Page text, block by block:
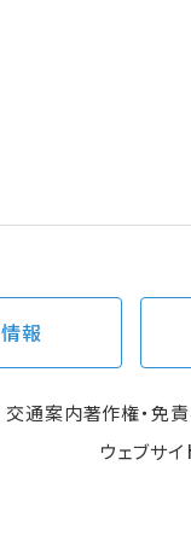
報
交通案内著作権・免
ウェブサ